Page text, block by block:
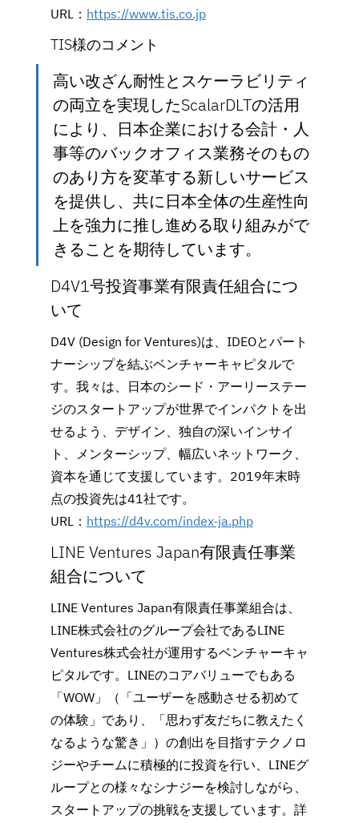
URL： https://www.tis.co.jp
TIS様のコメント
高い改ざん耐性とスケーラビリティ
の両立を実現したScalarDLTの活用
により、日本企業における会計・人
事等のバックオフィス業務そのもの
のあり方を変革する新しいサービス
を提供し、共に日本全体の生産性向
上を強力に推し進める取り組みがで
きることを期待しています。
D4V1号投資事業有限責任組合につ
いて
D4V (Design for Ventures)は、IDEOとパート
ナーシップを結ぶベンチャーキャピタルで
す。我々は、日本のシード・アーリーステー
ジのスタートアップが世界でインパクトを出
せるよう、デザイン、独自の深いインサイ
ト、メンターシップ、幅広いネットワーク、
資本を通じて支援しています。2019年末時
点の投資先は41社です。
URL： https://d4v.com/index-ja.php
LINE Ventures Japan有限責任事業
組合について
LINE Ventures Japan有限責任事業組合は、
LINE株式会社のグループ会社であるLINE
Ventures株式会社が運用するベンチャーキャ
ピタルです。LINEのコアバリューでもある
「WOW」（「ユーザーを感動させる初めて
の体験」であり、「思わず友だちに教えたく
なるような驚き」）の創出を目指すテクノロ
ジーやチームに積極的に投資を行い、LINEグ
ループとの様々なシナジーを検討しながら、
スタートアップの挑戦を支援しています。詳